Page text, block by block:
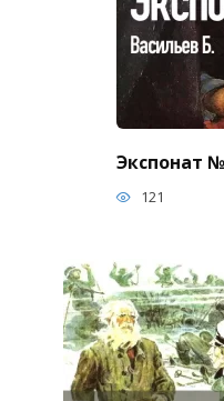
Экспонат
121